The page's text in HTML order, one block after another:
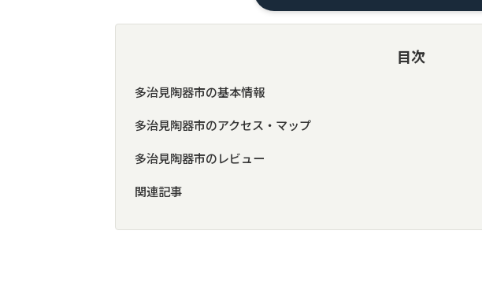
目次
多治見陶器市の基本情報
多治見陶器市のアクセス・マップ
多治見陶器市のレビュー
関連記事